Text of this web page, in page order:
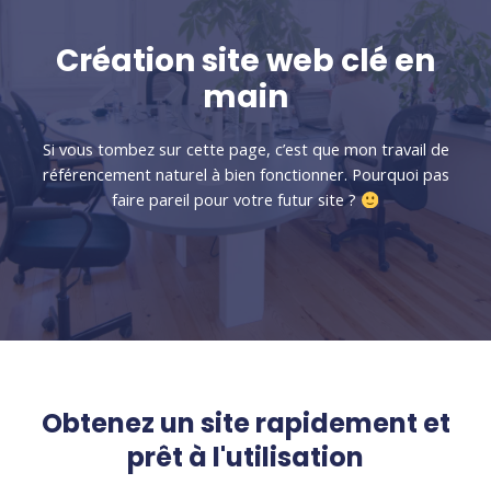
Création site web clé en
main
Si vous tombez sur cette page, c’est que mon travail de
référencement naturel à bien fonctionner. Pourquoi pas
faire pareil pour votre futur site ?
Obtenez un site rapidement et
prêt à l'utilisation